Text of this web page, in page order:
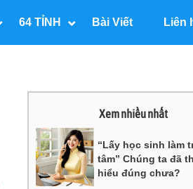
64 TỈNH Bài Viết Liên
Xem nhiều nhất
“Lấy học sinh làm
tâm” Chúng ta đã
hiểu đúng chưa?